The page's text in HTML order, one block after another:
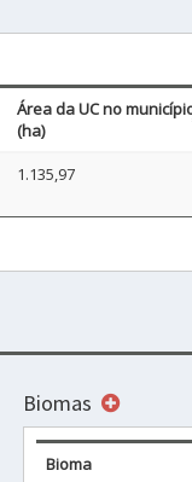
Área da UC no
(ha)
1.135,97
Biomas
Bioma